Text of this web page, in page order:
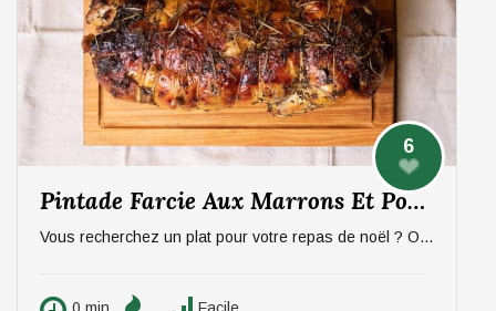
6
Pintade Farcie Aux Marrons Et Pommes, Sauce Aux Morilles
Vous recherchez un plat pour votre repas de noël ? On vous propose un plat qui épatera vos invités, digne d'un repas de fête ! La pintade farcie aux marrons et pommes, sauce aux morilles. Pour 6 personnes.